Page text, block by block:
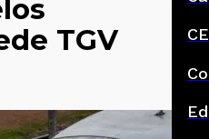
TGV